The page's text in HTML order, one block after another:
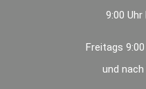
9:00 Uhr
Freitags
und